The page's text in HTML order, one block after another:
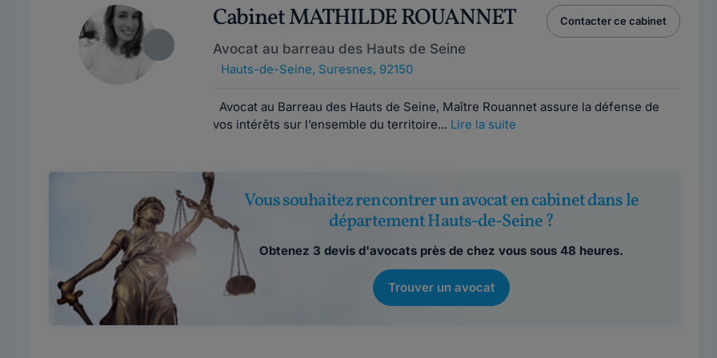
Cabinet MATHILDE ROUANNET
Avocat au barreau des Hauts de Seine
Hauts-de-Seine, Suresnes, 92150
Contacter ce cabinet
Avocat au Barreau des Hauts de Seine, Maître Rouannet assure la défense de
vos intérêts sur l’ensemble du territoire... Lire la suite
Vous souhaitez rencontrer un avocat en cabinet dans le
département Hauts-de-Seine ?
Obtenez 3 devis d'avocats près de chez vous sous 48 heures.
Trouver un avocat